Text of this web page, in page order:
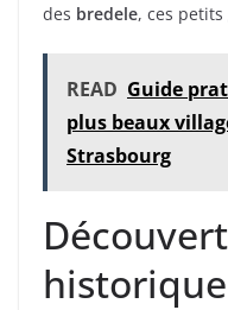
des bredele, ces
READ Guide
plus beaux
Strasbourg
historique